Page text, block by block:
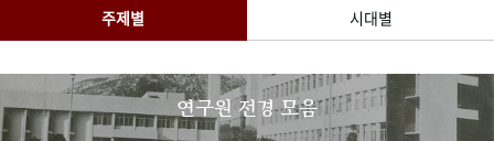
간행물 변천사
주제별 시대별
연구원 전경 모음